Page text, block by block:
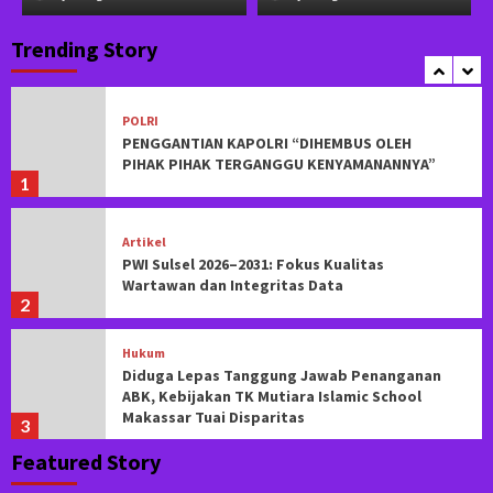
Trending Story
5
Merasa Dirugikan Rp2,75 Miliar, Sainal Lonard
Tepis Tudingan Makelar Lahan di Tello Baru
1
POLRI
PENGGANTIAN KAPOLRI “DIHEMBUS OLEH
PIHAK PIHAK TERGANGGU KENYAMANANNYA”
2
Artikel
PWI Sulsel 2026–2031: Fokus Kualitas
Wartawan dan Integritas Data
3
Hukum
Diduga Lepas Tanggung Jawab Penanganan
ABK, Kebijakan TK Mutiara Islamic School
Makassar Tuai Disparitas
Pemerintahan
Featured Story